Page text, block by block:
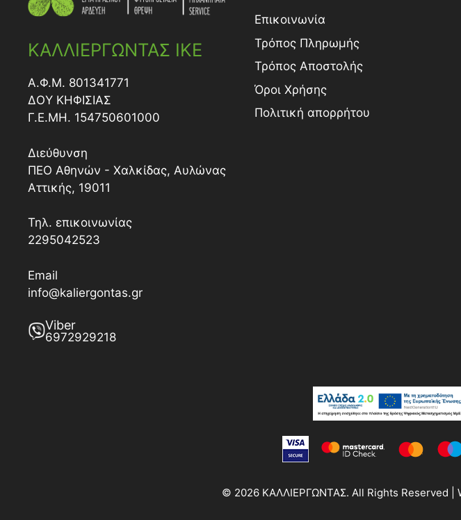
ΚΑΛΛΙΕΡΓΩΝΤΑΣ ΙΚΕ
Α.Φ.Μ. 801341771
ΔΟY ΚΗΦΙΣΙΑΣ
Γ.Ε.ΜΗ. 154750601000
Διεύθυνση
ΠΕΟ Αθηνών - Χαλκίδας, Αυλώνας
Αττικής, 19011
Τηλ. επικοινωνίας
2295042523
Email
info@kaliergontas.gr
Viber
6972929218
Επικοινωνία
Τρόπος Πληρωμής
Τρόπος Aποστολής
Όροι Χρήσης
Πολιτική απορρήτου
© 2026 ΚΑΛΛΙΕΡΓΩΝΤΑΣ. All Rights Reserved |